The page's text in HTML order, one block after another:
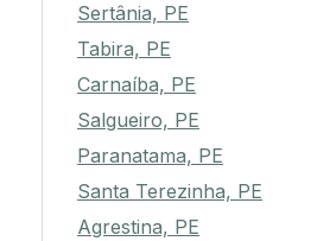
Sertânia, PE
Tabira, PE
Carnaíba, PE
Salgueiro, PE
Paranatama, PE
Santa Terezinha, PE
Agrestina, PE